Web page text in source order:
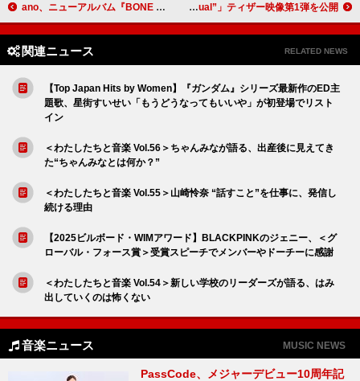
ano、ニューアルバム『BONE BORN BOMB』トレーラー／ジャケット／収録曲など公開 星野源、ニューアルバム『Gen』初回限定盤「Box Set “Visual”」ティザー映像第1弾を公開
関連ニュース RELATED NEWS
【Top Japan Hits by Women】『ガンダム』シリーズ最新作のED主
題歌、星街すいせい「もうどうなってもいいや」が初登場でリスト
イン
＜わたしたちと音楽 Vol.56＞ちゃんみなが語る、出産後に見えてき
た“ちゃんみなとは何か？”
＜わたしたちと音楽 Vol.55＞山崎怜奈 “話すこと”を仕事に、発信し
続ける理由
【2025ビルボード・WIMアワード】BLACKPINKのジェニー、＜グ
ローバル・フォース賞＞受賞スピーチでメンバーやドーチーに感謝
＜わたしたちと音楽 Vol.54＞新しい学校のリーダーズが語る、はみ
出していくのは怖くない
音楽ニュース MUSIC NEWS
PassCode、メジャーデビュー10周年記